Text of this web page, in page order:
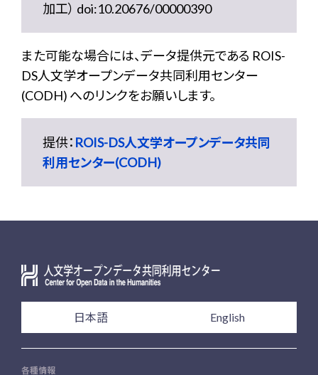
加工） doi:10.20676/00000390
また可能な場合には、データ提供元である ROIS-
DS人文学オープンデータ共同利用センター
(CODH) へのリンクをお願いします。
提供： ROIS-DS人文学オープンデータ共同
利用センター(CODH)
日本語 English
各種情報